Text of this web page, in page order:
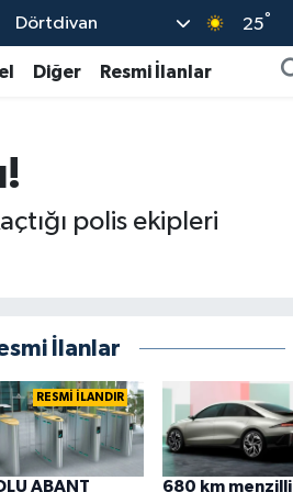
Dörtdivan 25°
Diğer Resmi İlanlar
polis ekipleri
İlanlar
RESMİ İLANDIR
ABANT
680 km menzilli